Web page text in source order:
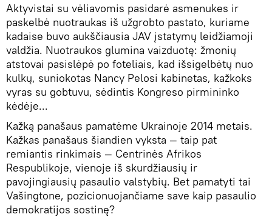
Aktyvistai su vėliavomis pasidarė asmenukes ir
paskelbė nuotraukas iš užgrobto pastato, kuriame
kadaise buvo aukščiausia JAV įstatymų leidžiamoji
valdžia. Nuotraukos glumina vaizduotę: žmonių
atstovai pasislėpė po foteliais, kad išsigelbėtų nuo
kulkų, suniokotas Nancy Pelosi kabinetas, kažkoks
vyras su gobtuvu, sėdintis Kongreso pirmininko
kėdėje...
Kažką panašaus pamatėme Ukrainoje 2014 metais.
Kažkas panašaus šiandien vyksta — taip pat
remiantis rinkimais — Centrinės Afrikos
Respublikoje, vienoje iš skurdžiausių ir
pavojingiausių pasaulio valstybių. Bet pamatyti tai
Vašingtone, pozicionuojančiame save kaip pasaulio
demokratijos sostinę?